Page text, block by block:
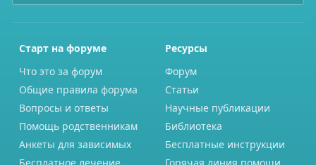
Старт на форуме
Что это за форум
Общие правила форума
Вопросы и ответы
Помощь родственникам
Анкеты для зависимых
Ресурсы
Форум
Статьи
Научные публикации
Библиотека
Бесплатные инструкции